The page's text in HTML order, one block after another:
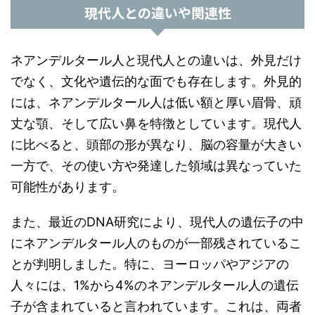
現代人との違いや関連性
ネアンデルタール人と現代人との違いは、外見だけ
でなく、文化や遺伝的な面でも存在します。外見的
には、ネアンデルタール人は低い額と厚い眉骨、頑
丈な顎、そして広い鼻を特徴としています。現代人
に比べると、頭部の形が異なり、脳の容量が大きい
一方で、その使い方や発達した領域は異なっていた
可能性があります。
また、最近のDNA研究により、現代人の遺伝子の中
にネアンデルタール人のものが一部残されているこ
とが判明しました。特に、ヨーロッパやアジアの
人々には、1%から4%のネアンデルタール人の遺伝
子が含まれていると言われています。これは、両者